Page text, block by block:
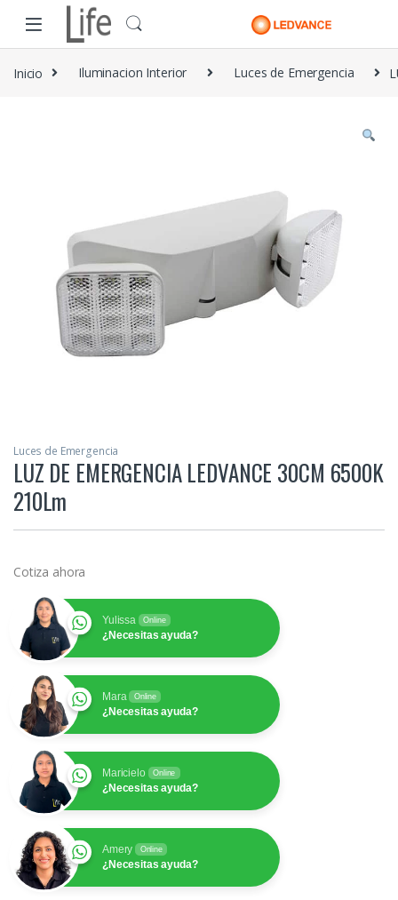
Skip to navigation
Skip to content
Inicio Iluminacion Interior Luces de Emergencia
Luces de Emergencia
LUZ DE EMERGENCIA LEDVANCE 30CM 6500K
210Lm
Cotiza ahora
Yulissa Online
¿Necesitas ayuda?
Mara Online
¿Necesitas ayuda?
Maricielo Online
¿Necesitas ayuda?
Amery Online
¿Necesitas ayuda?